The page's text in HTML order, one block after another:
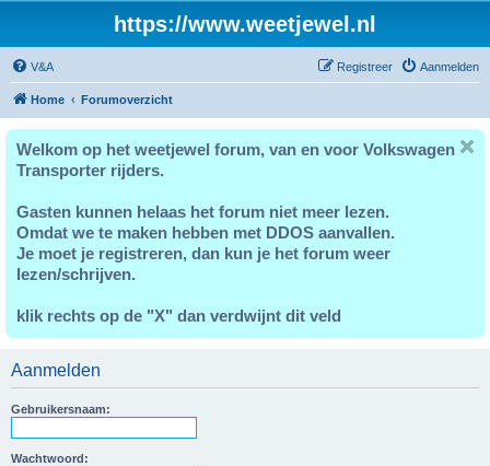
https://www.weetjewel.nl
V&A Aanmelden
Registreer
Home Forumoverzicht
Welkom op het weetjewel forum, van en voor Volkswagen
Transporter rijders.
Gasten kunnen helaas het forum niet meer lezen.
Omdat we te maken hebben met DDOS aanvallen.
Je moet je registreren, dan kun je het forum weer
lezen/schrijven.
klik rechts op de "X" dan verdwijnt dit veld
Aanmelden
Gebruikersnaam:
Wachtwoord: